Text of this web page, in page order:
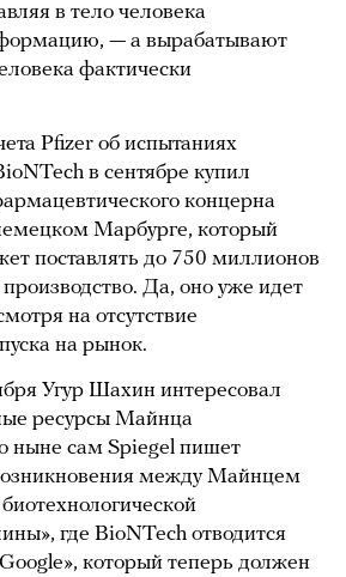
в тело человека
— а вырабатывают
фактически
Pfizer об испытаниях
в сентябре купил
концерна
Марбурге, который
поставлять до 750 миллионов
производство. Да, оно уже идет
на отсутствие
на рынок.
Угур Шахин интересовал
ресурсы Майнца
ныне сам Spiegel пишет
между Майнцем
где BioNTech отводится
который теперь должен